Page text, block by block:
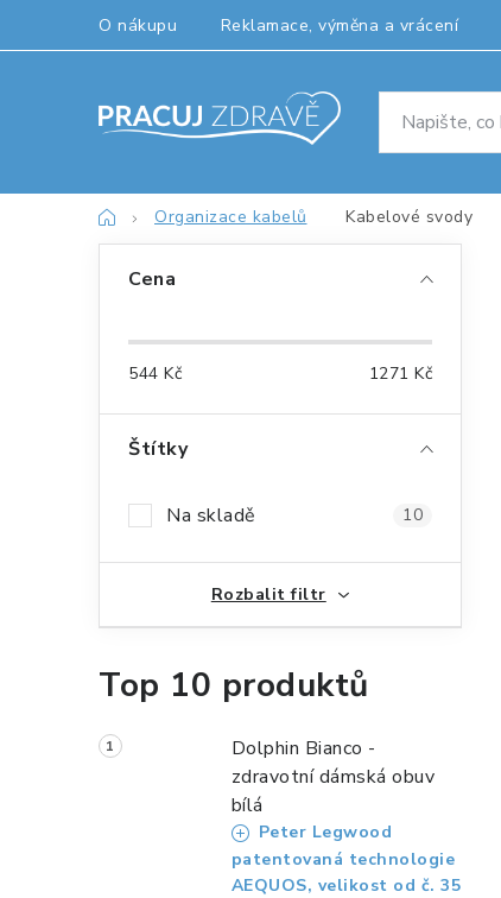
O nákupu Reklamace, výměna a vrácení
DomůOrganizace kabelů Kabelové svody
t
n
í
p
n
Cena
544 Kč 1271 Kč
Štítky
Na skladě 10
Rozbalit filtr
Top 10 produktů
Dolphin Bianco -
zdravotní dámská obuv
bílá
Peter Legwood
patentovaná technologie
AEQUOS, velikost od č. 35